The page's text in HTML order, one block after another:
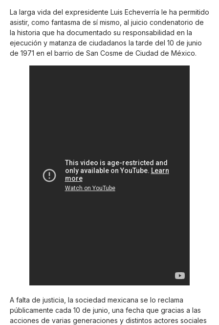
La larga vida del expresidente Luis Echeverría le ha permitido
asistir, como fantasma de sí mismo, al juicio condenatorio de
la historia que ha documentado su responsabilidad en la
ejecución y matanza de ciudadanos la tarde del 10 de junio
de 1971 en el barrio de San Cosme de Ciudad de México.
A falta de justicia, la sociedad mexicana se lo reclama
públicamente cada 10 de junio, una fecha que gracias a las
acciones de varias generaciones y distintos actores sociales